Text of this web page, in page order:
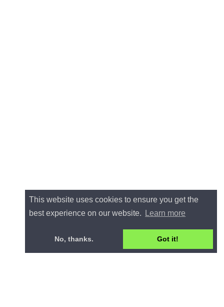
This website uses cookies to ensure you get the
best experience on our website.
Learn more
No, thanks. Got it!